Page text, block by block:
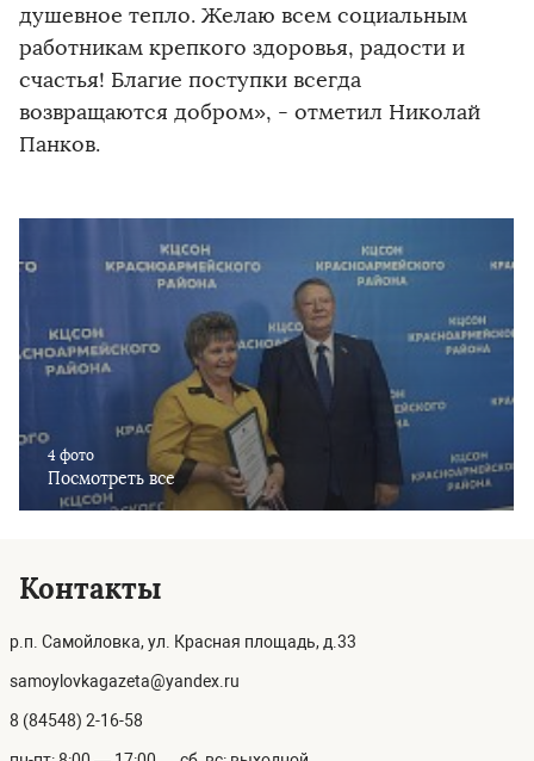
душевное тепло. Желаю всем социальным
работникам крепкого здоровья, радости и
счастья! Благие поступки всегда
возвращаются добром», - отметил Николай
Панков.
4 фото
Посмотреть все
Контакты
р.п. Самойловка, ул. Красная площадь, д.33
samoylovkagazeta@yandex.ru
8 (84548) 2-16-58